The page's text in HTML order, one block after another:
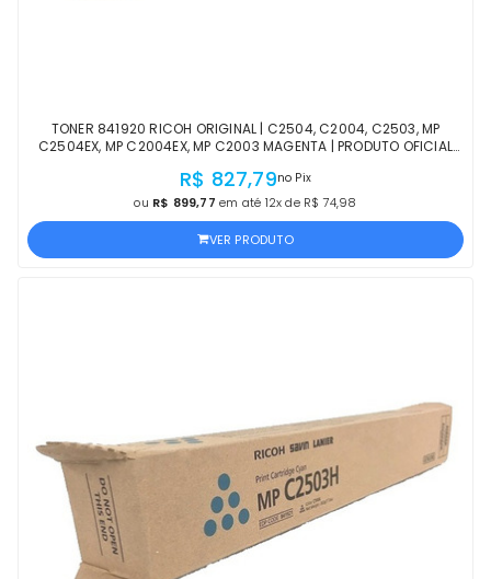
TONER 841920 RICOH ORIGINAL | C2504, C2004, C2503, MP
C2504EX, MP C2004EX, MP C2003 MAGENTA | PRODUTO OFICIAL
R$ 827,79no Pix
ou R$ 899,77 em até 12x de R$ 74,98
VER PRODUTO